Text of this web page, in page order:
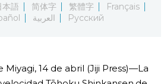
Русский
本語 简体字 繁體字
Français
العربية Русский
14 de abril (Jiji Press)—La